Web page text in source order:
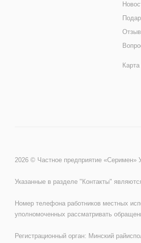
2026 © Частное предприятие «Серимен»
Указанные в разделе "Контакты"
Номер телефона работников местных
уполномоченных рассматривать
Регистрационный орган: Минский